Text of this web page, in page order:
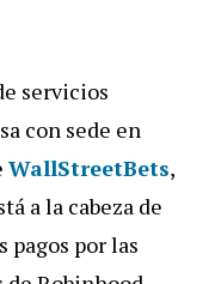
servicios
con sede en
WallStreetBets,
a la cabeza de
por las